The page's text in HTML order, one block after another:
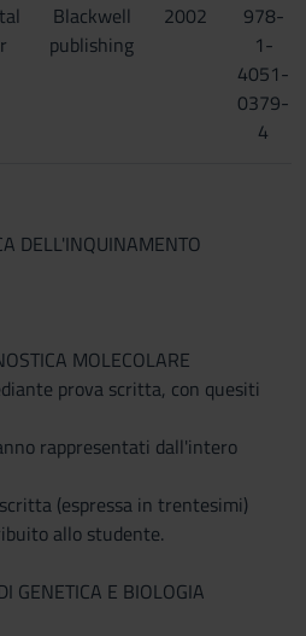
Blackwell
publishing
2002
978-
1-
4051-
0379-
4
DELL'INQUINAMENTO
MOLECOLARE
prova scritta, con quesiti
rappresentati dall'intero
(espressa in trentesimi)
allo studente.
GENETICA E BIOLOGIA